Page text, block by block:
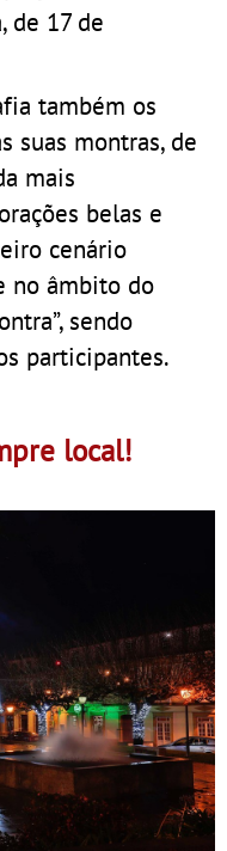
de 17 de
também os
suas montras, de
mais
belas e
cenário
no âmbito do
sendo
participantes.
local!